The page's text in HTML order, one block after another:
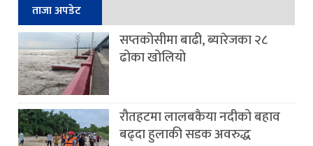
ताजा अपडेट
सप्तकोसीमा बाढी, ब्यारेजका २८
ढोका खोलियो
रौतहटमा लालबकैया नदीको बहाव
बढ्दा हुलाकी सडक अवरुद्ध